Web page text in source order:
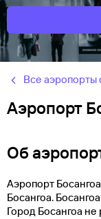
Все аэропорты
Аэропорт
Об
Аэропорт
Босангоа.
Город Босангоа